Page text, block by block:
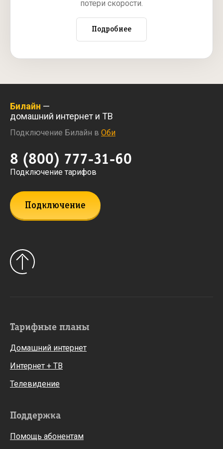
потери скорости.
Подробнее
Билайн —
домашний интернет и ТВ
Подключение Билайн в Оби
8 (800) 777-31-60
Подключение тарифов
Подключение
Тарифные планы
Домашний интернет
Интернет + ТВ
Телевидение
Поддержка
Помощь абонентам